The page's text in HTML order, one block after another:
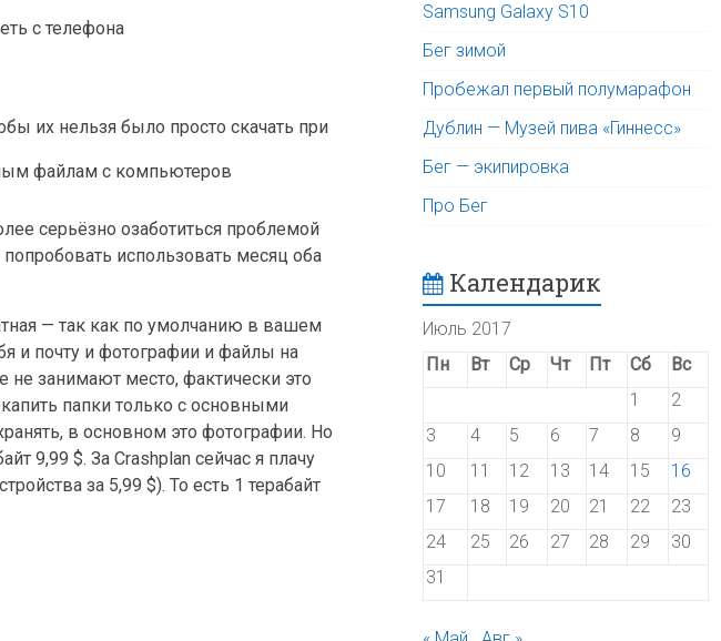
с телефона
их нельзя было просто скачать при
файлам с компьютеров
серьёзно озаботиться проблемой
использовать месяц оба
— так как по умолчанию в вашем
и почту и фотографии и файлы на
занимают место, фактически это
папки только с основными
в основном это фотографии. Но
9,99 $. За Crashplan сейчас я плачу
за 5,99 $). То есть 1 терабайт
Samsung Galaxy S10
Бег зимой
Пробежал первый полумарафон
Дублин — Музей пива «Гиннесс»
Бег — экипировка
Про Бег
Календарик
Июль 2017
Пн
Вт Ср Чт Пт Сб
Вс
1
2
3
4 5 6 7 8
9
10
11 12 13 14 15
16
17
18 19 20 21 22
23
24
25 26 27 28 29
30
31